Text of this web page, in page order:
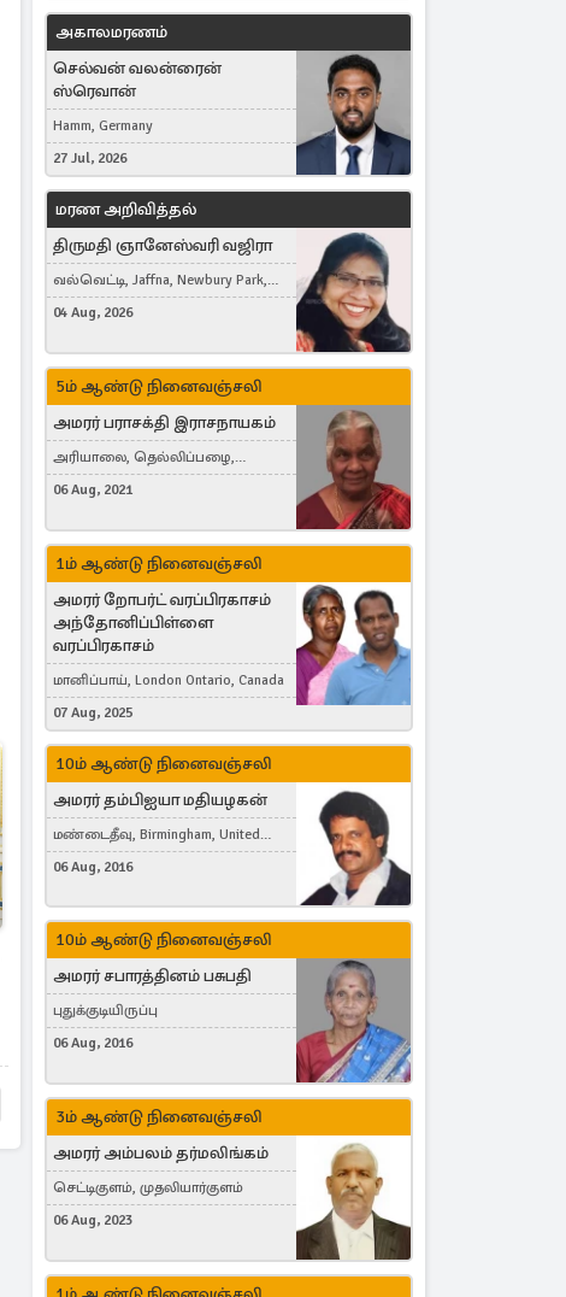
அகாலமரணம்
செல்வன் வலன்ரைன்
ஸ்ரெவான்
Hamm, Germany
27 Jul, 2026
மரண அறிவித்தல்
திருமதி ஞானேஸ்வரி வஜிரா
வல்வெட்டி, Jaffna, Newbury Park,
United Kingdom
04 Aug, 2026
5ம் ஆண்டு நினைவஞ்சலி
அமரர் பராசக்தி இராசநாயகம்
அரியாலை, தெல்லிப்பழை,
Montreal, Canada
06 Aug, 2021
1ம் ஆண்டு நினைவஞ்சலி
அமரர் றோபர்ட் வரப்பிரகாசம்
அந்தோனிப்பிள்ளை
வரப்பிரகாசம்
மானிப்பாய், London Ontario, Canada
07 Aug, 2025
10ம் ஆண்டு நினைவஞ்சலி
அமரர் தம்பிஐயா மதியழகன்
மண்டைதீவு, Birmingham, United
Kingdom
06 Aug, 2016
10ம் ஆண்டு நினைவஞ்சலி
அமரர் சபாரத்தினம் பசுபதி
புதுக்குடியிருப்பு
06 Aug, 2016
3ம் ஆண்டு நினைவஞ்சலி
அமரர் அம்பலம் தர்மலிங்கம்
செட்டிகுளம், முதலியார்குளம்
06 Aug, 2023